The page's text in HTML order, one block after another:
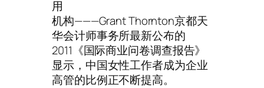
用
机构———Grant Thornton京都天
华会计师事务所最新公布的
2011《国际商业问卷调查报告》
显示，中国女性工作者成为企业
高管的比例正不断提高。